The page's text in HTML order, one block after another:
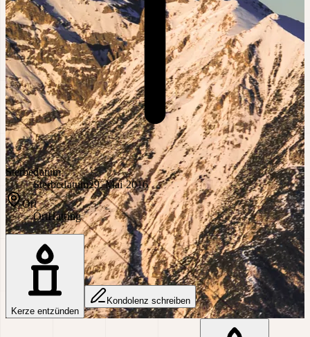
Sterbedatum
Sterbedatum29. Mai 2016
Ort
OrtHatting
Kerze entzünden
Kondolenz schreiben